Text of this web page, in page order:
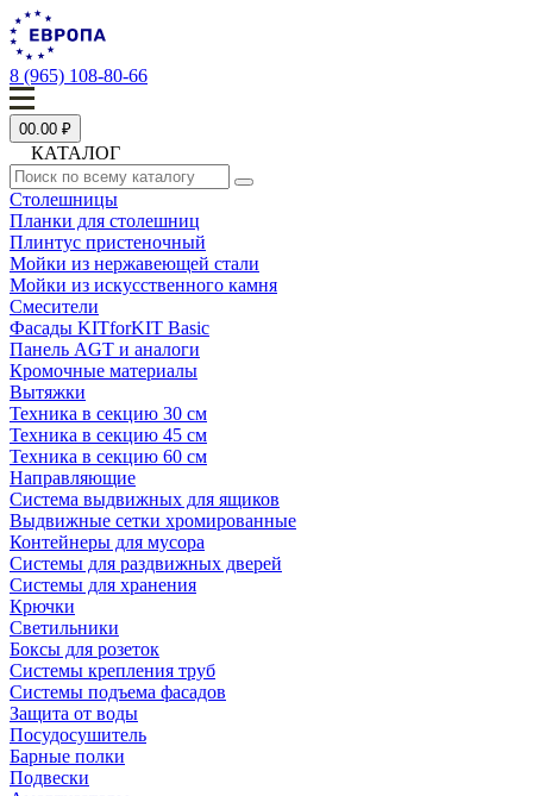
8 (965) 108-80-66
00.00 ₽
КАТАЛОГ
Столешницы
Планки для столешниц
Плинтус пристеночный
Мойки из нержавеющей стали
Мойки из искусственного камня
Смесители
Фасады KITforKIT Basic
Панель AGT и аналоги
Кромочные материалы
Вытяжки
Техника в секцию 30 см
Техника в секцию 45 см
Техника в секцию 60 см
Направляющие
Система выдвижных для ящиков
Выдвижные сетки хромированные
Контейнеры для мусора
Системы для раздвижных дверей
Системы для хранения
Крючки
Светильники
Боксы для розеток
Системы крепления труб
Системы подъема фасадов
Защита от воды
Посудосушитель
Барные полки
Подвески